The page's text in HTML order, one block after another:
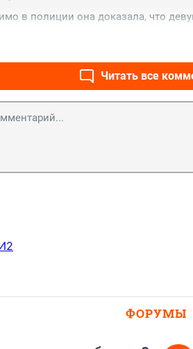
в полиции она доказала, что
Читать все
ФОРУМЫ